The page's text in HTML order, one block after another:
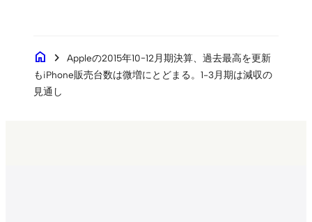
home chevron_right
Appleの2015年10−12月期決算、過去最高を更新
もiPhone販売台数は微増にとどまる。1-3月期は減収の
見通し